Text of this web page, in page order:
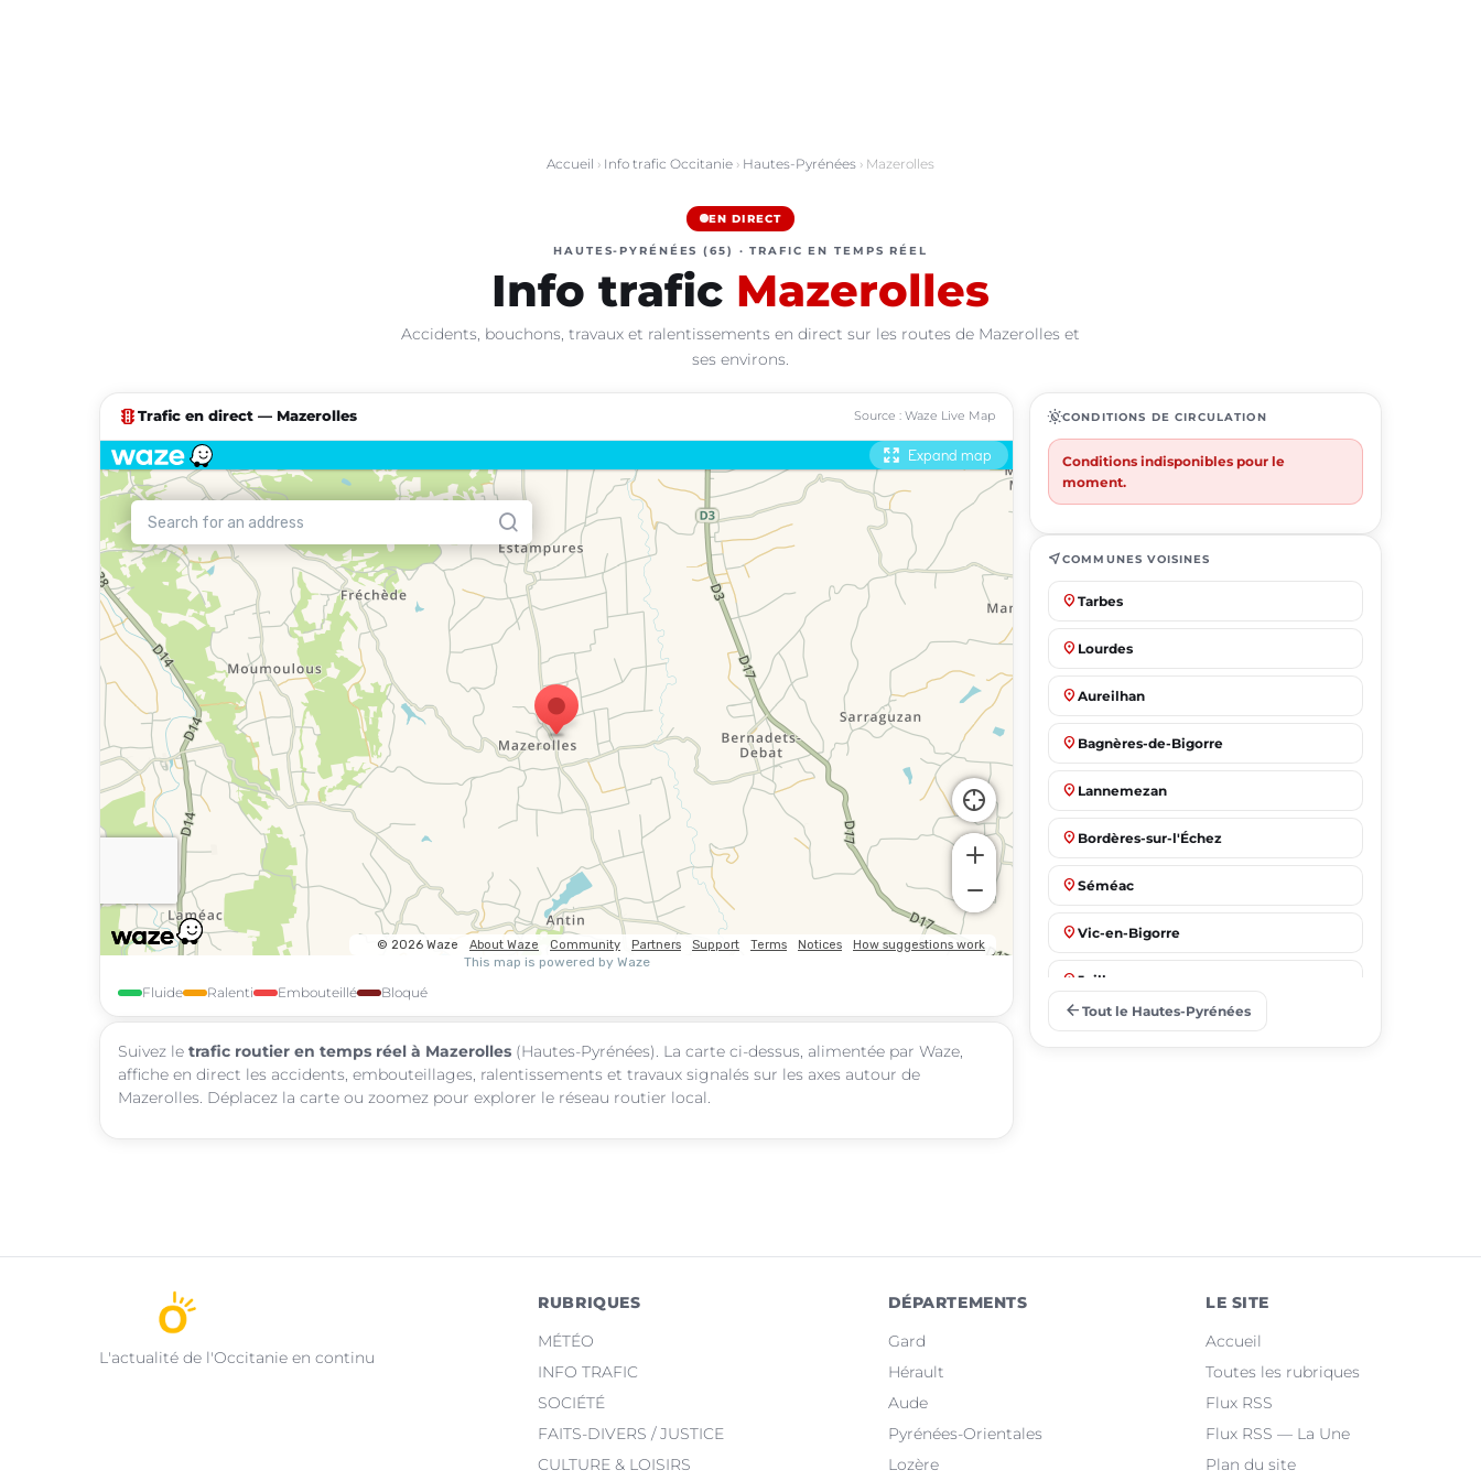
Accueil › Info trafic Occitanie › Hautes-Pyrénées › Mazerolles
EN DIRECT
HAUTES-PYRÉNÉES (65) · TRAFIC EN TEMPS RÉEL
Info trafic Mazerolles
Accidents, bouchons, travaux et ralentissements en direct sur les routes de Mazerolles et
ses environs.
traffic Trafic en direct — Mazerolles Source : Waze Live Map
Fluide Ralenti Embouteillé Bloqué
Suivez le trafic routier en temps réel à Mazerolles (Hautes-Pyrénées). La carte ci-dessus, alimentée par Waze,
affiche en direct les accidents, embouteillages, ralentissements et travaux signalés sur les axes autour de
Mazerolles. Déplacez la carte ou zoomez pour explorer le réseau routier local.
routineCONDITIONS DE CIRCULATION
Conditions indisponibles pour le
moment.
near_meCOMMUNES VOISINES
place Tarbes
place Lourdes
place Aureilhan
place Bagnères-de-Bigorre
place Lannemezan
place Bordères-sur-l'Échez
place Séméac
place Vic-en-Bigorre
place Juillan
arrow_back Tout le Hautes-Pyrénées
L'actualité de l'Occitanie en continu
RUBRIQUES
MÉTÉO
INFO TRAFIC
SOCIÉTÉ
FAITS-DIVERS / JUSTICE
CULTURE & LOISIRS
DÉPARTEMENTS
Gard
Hérault
Aude
Pyrénées-Orientales
Lozère
LE SITE
Accueil
Toutes les rubriques
Flux RSS
Flux RSS — La Une
Plan du site